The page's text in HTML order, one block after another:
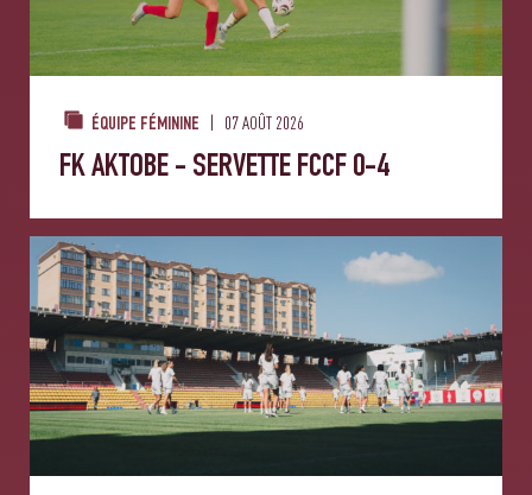
ÉQUIPE FÉMININE 07 AOÛT 2026
FK AKTOBE - SERVETTE FCCF 0-4